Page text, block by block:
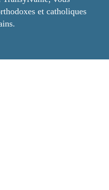
et catholiques